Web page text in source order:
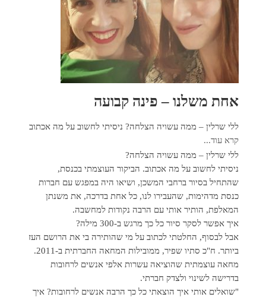
אחת משלנו – פינה קבועה
ללי שרלין – ממה עשויה הצלחה? ניסיתי לחשוב על מה אכתוב
קרא עוד...
ללי שרלין – ממה עשויה הצלחה?
ניסיתי לחשוב על מה אכתוב. הביקור העוצמתי בכנסת,
שהתחיל בסיור ברחבי המשכן, ושיאו היה במפגש עם חברות
כנסת מדהימות, שהעבירו לנו, כל אחת בדרכה, את משנתן
המאלפת, הותיר אותי עם הרבה נקודות למחשבה.
איך אפשר לסקר סיור כל כך מרגש ב-300 מילה?
אבל לבסוף, החלטתי לכתוב על מי שהותירה בי את הרושם העז
ביותר. ח"כ סתיו שפיר, ממובילות המחאה החברתית ב-2011.
מחאה עוצמתית שהוציאה עשרות אלפי אנשים לרחובות
בדרישה לשינוי ולצדק חברתי.
"שואלים אותי איך הוצאתי כל כך הרבה אנשים לרחובות? איך